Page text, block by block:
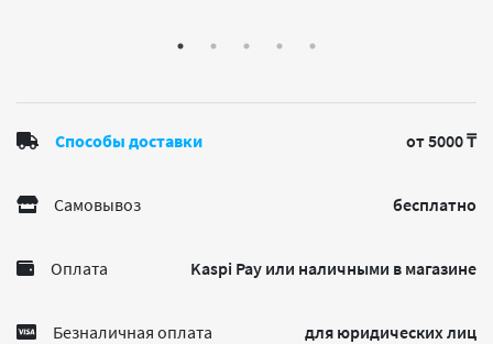
Способы доставки от 5000 ₸
Самовывоз бесплатно
Оплата Kaspi Pay или наличными в магазине
Безналичная оплата для юридических лиц